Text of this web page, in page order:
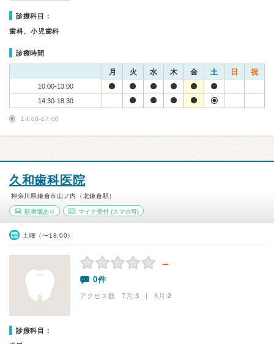
診療科目：
歯科、小児歯科
診療時間
月 火 水 木 金 土 日 祝
10:00-13:00
14:30-18:30
14:00-17:00
久和歯科医院
神奈川県鎌倉市山ノ内（北鎌倉駅）
駐車場あり マイナ受付(スマホ可)
土曜（〜18:00）
－
0件
アクセス数 7月:3 | 6月:2
診療科目：